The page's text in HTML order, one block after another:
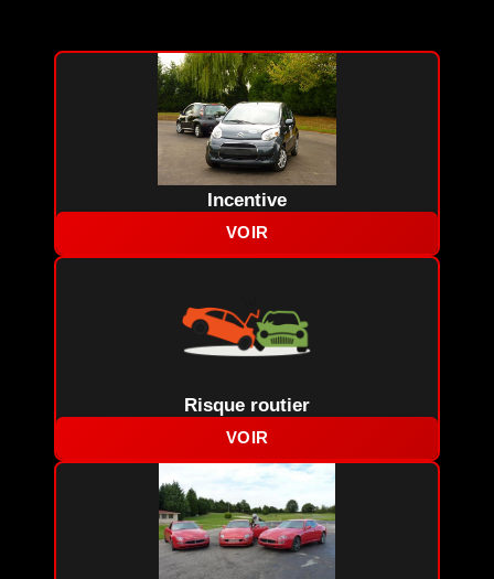
Incentive
VOIR
Risque routier
VOIR